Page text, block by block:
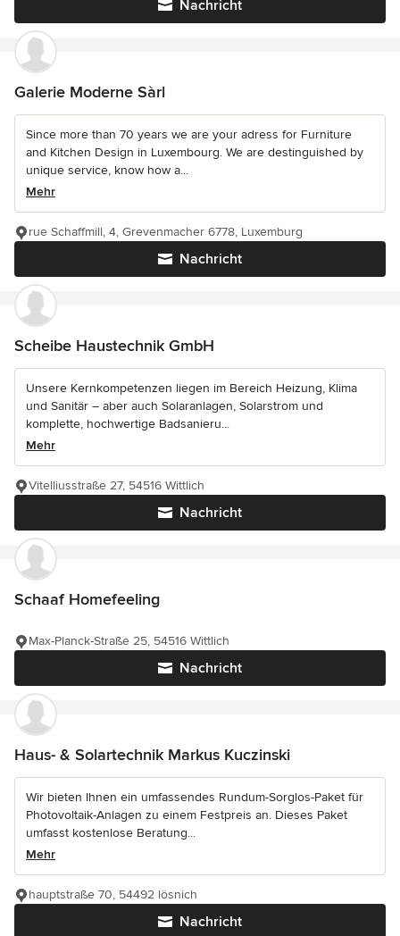
Nachricht
Galerie Moderne Sàrl
Since more than 70 years we are your adress for Furniture
and Kitchen Design in Luxembourg. We are destinguished by
unique service, know how a...
Mehr
Nachricht
rue Schaffmill, 4, Grevenmacher 6778, Luxemburg
Scheibe Haustechnik GmbH
Unsere Kernkompetenzen liegen im Bereich Heizung, Klima
und Sanitär – aber auch Solaranlagen, Solarstrom und
komplette, hochwertige Badsanieru...
Mehr
Nachricht
Vitelliusstraße 27, 54516 Wittlich
Schaaf Homefeeling
Nachricht
Max-Planck-Straße 25, 54516 Wittlich
Haus- & Solartechnik Markus Kuczinski
Wir bieten Ihnen ein umfassendes Rundum-Sorglos-Paket für
Photovoltaik-Anlagen zu einem Festpreis an. Dieses Paket
umfasst kostenlose Beratung...
Mehr
Nachricht
hauptstraße 70, 54492 lösnich